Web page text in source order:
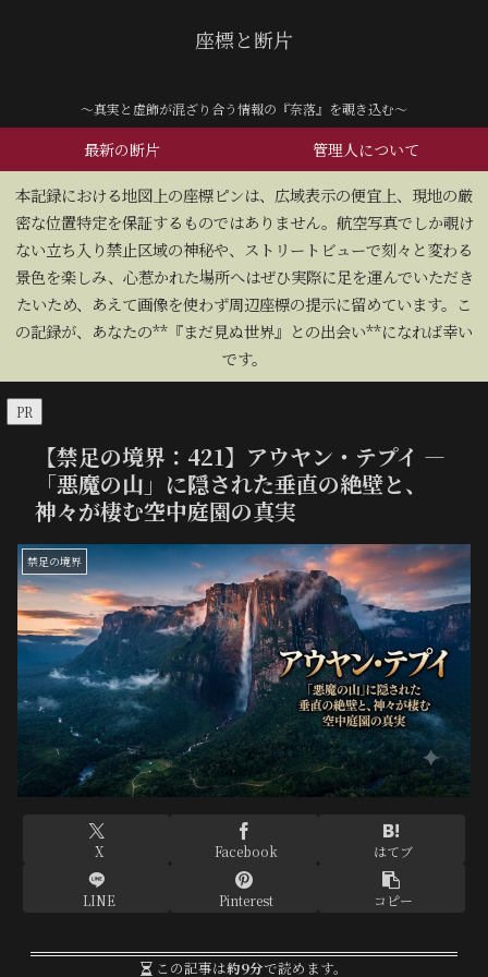
座標と断片
～真実と虚飾が混ざり合う情報の『奈落』を覗き込む～
最新の断片 管理人について
​本記録における地図上の座標ピンは、広域表示の便宜上、現地の厳
密な位置特定を保証するものではありません。航空写真でしか覗け
ない立ち入り禁止区域の神秘や、ストリートビューで刻々と変わる
景色を楽しみ、心惹かれた場所へはぜひ実際に足を運んでいただき
たいため、あえて画像を使わず周辺座標の提示に留めています。こ
の記録が、あなたの**『まだ見ぬ世界』との出会い**になれば幸い
です。
PR
【禁足の境界：421】アウヤン・テプイ —
「悪魔の山」に隠された垂直の絶壁と、
神々が棲む空中庭園の真実
禁足の境界
X Facebook はてブ
LINE Pinterest コピー
この記事は約9分で読めます。